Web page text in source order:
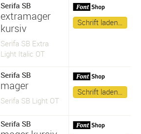
Serifa SB
extramager
kursiv
Serifa SB Extra
Light Italic OT
Schrift laden…
Serifa SB
mager
Serifa SB Light OT
Schrift laden…
Serifa SB